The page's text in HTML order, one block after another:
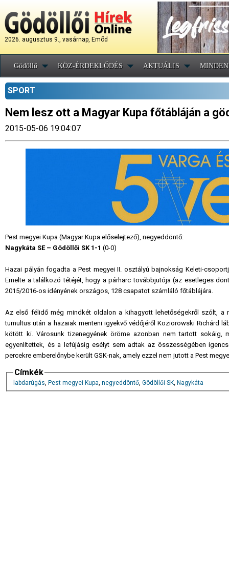
2026. augusztus 9., vasárnap, Emõd
Gödöllő KÖZ-ÉRDEKLŐDÉS AKTUÁLIS
SPORT
Nem lesz ott a Magyar Kupa főtábláján a
2015-05-06 19:04:07
Pest megyei Kupa (Magyar Kupa előselejtező), negyeddöntő:
Nagykáta SE – Gödöllői SK 1-1 (0-0)
Hazai pályán fogadta a Pest megyei II. osztályú bajnokság Keleti-
Emelte a találkozó tétéjét, hogy a párharc továbbjutója (az esetleges
2015/2016-os idényének országos, 128 csapatot számláló főtáblájára.
Az első félidő még mindkét oldalon a kihagyott lehetőségekről szólt, a
tumultus után a hazaiak menteni igyekvő védőjéről Koziorowski Richárd
kötött ki. Városunk tizenegyének öröme azonban nem tartott sokáig,
egyenlítettek, és a lefújásig esélyt sem adtak az összességében
percekre emberelőnybe került GSK-nak, amely ezzel nem jutott a Pest
Címkék
labdarúgás, Pest megyei Kupa, negyeddöntő, Gödöllői SK, Nagykáta